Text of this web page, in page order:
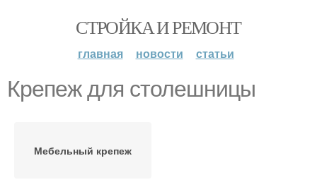
СТРОЙКА И РЕМОНТ
главная новости статьи
Крепеж для столешницы
Мебельный крепеж